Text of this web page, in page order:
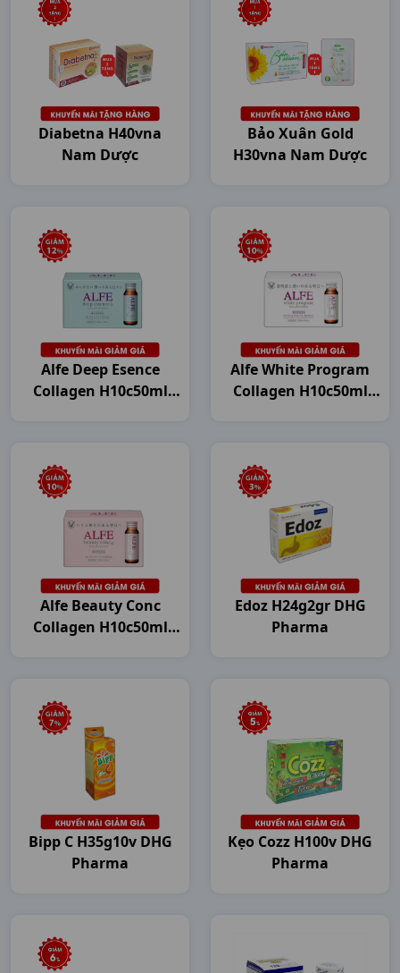
Diabetna H40vna
Nam Dược
Bảo Xuân Gold
H30vna Nam Dược
Alfe Deep Esence
Collagen H10c50ml
Alfe White Program
Collagen H10c50ml
Alfe Beauty Conc
Collagen H10c50ml
Edoz H24g2gr DHG
Pharma
Bipp C H35g10v DHG
Pharma
Kẹo Cozz H100v DHG
Pharma